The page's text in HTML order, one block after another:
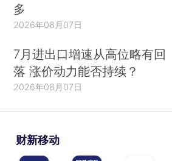
多
2026年08月07日
7月进出口增速从高位略有回
落 涨价动力能否持续？
2026年08月07日
财新移动